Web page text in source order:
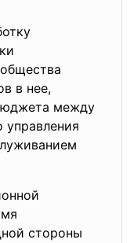
общества
в нее,
между
управления
стороны